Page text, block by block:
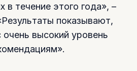
в течение этого года», –
показывают,
очень высокий уровень